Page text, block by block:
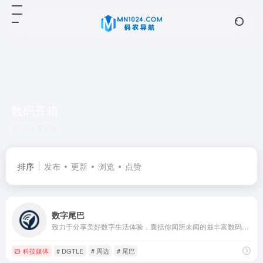
排序 发布 更新 浏览 点赞
数字尾巴
科技媒体 # DGTLE # 周边 # 尾巴